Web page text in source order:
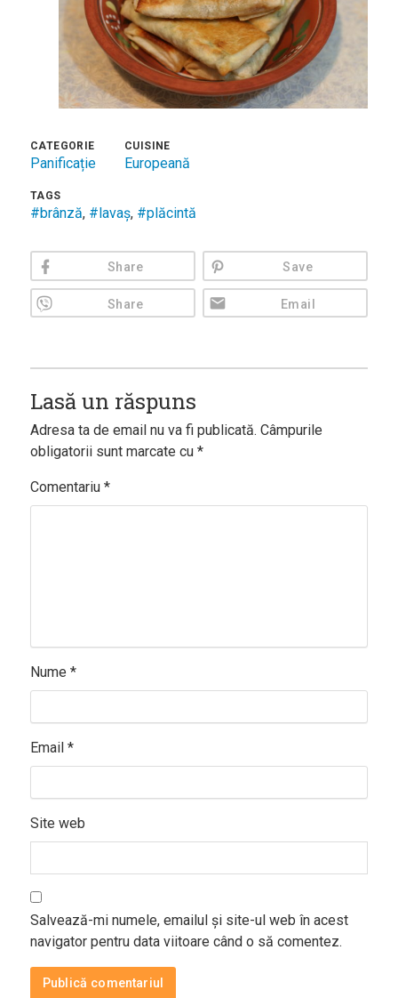
CATEGORIE
Panificație
CUISINE
Europeană
TAGS
#brânză, #lavaș, #plăcintă
Share Save
Share Email
Lasă un răspuns
Adresa ta de email nu va fi publicată. Câmpurile
obligatorii sunt marcate cu *
Comentariu *
Nume *
Email *
Site web
Salvează-mi numele, emailul și site-ul web în acest
navigator pentru data viitoare când o să comentez.